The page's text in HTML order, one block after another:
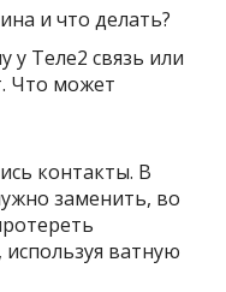
Теле2 связь или
Что может
контакты. В
заменить, во
ватную